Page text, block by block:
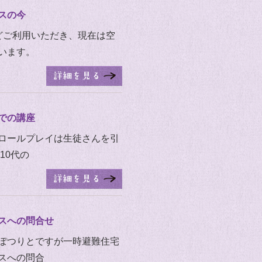
の今
利用いただき、現在は空
ます。
の講座
ールプレイは生徒さんを引
代の
への問合せ
つりとですが一時避難住宅
への問合